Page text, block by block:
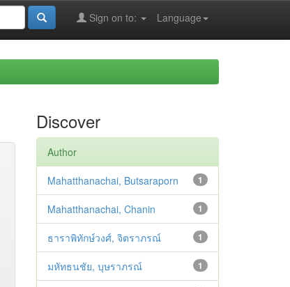
Language
Sign on to:
Discover
Author
1
Mahatthanachai, Butsaraporn
1
Mahatthanachai, Chanin
1
ธาราพิทักษ์วงศ์, จิตราภรณ์
1
มหัทธนชัย, บุษราภรณ์